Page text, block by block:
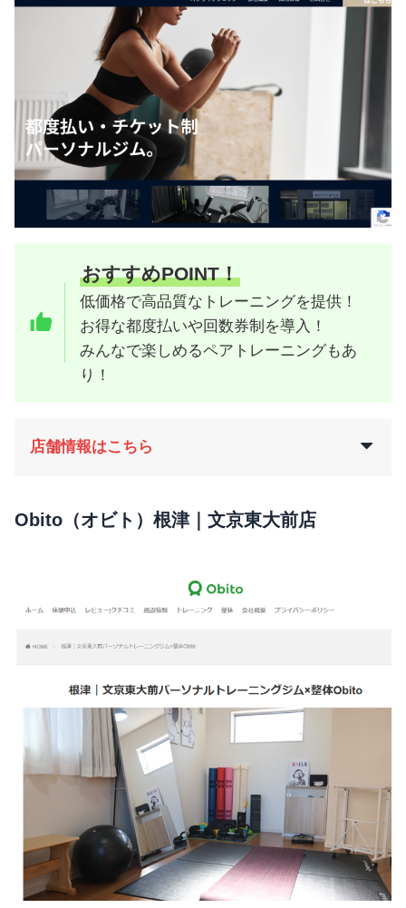
おすすめPOINT！
低価格で高品質なトレーニングを提供！
お得な都度払いや回数券制を導入！
みんなで楽しめるペアトレーニングもあ
り！
店舗情報はこちら
Obito（オビト）根津｜文京東大前店